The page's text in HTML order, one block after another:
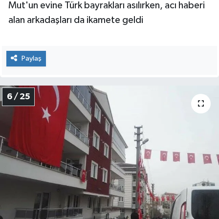
Mut'un evine Türk bayrakları asılırken, acı haberi
alan arkadaşları da ikamete geldi
Paylaş
6 / 25